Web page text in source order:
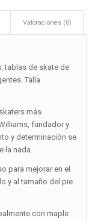
Valoraciones (0)
tablas de skate de
Talla
más
fundador y
y determinación se
la nada.
para mejorar en el
y al tamaño del pie
con maple